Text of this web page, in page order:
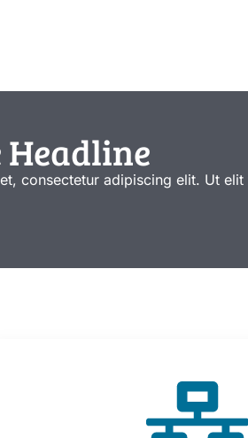
Headline
consectetur adipiscing elit. Ut